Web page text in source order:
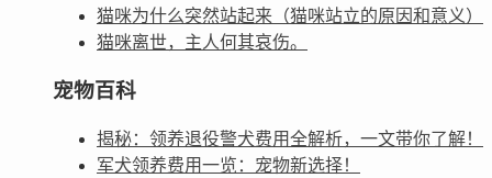
猫咪为什么突然站起来（猫咪站立的原因和意义）
猫咪离世，主人何其哀伤。
宠物百科
揭秘：领养退役警犬费用全解析，一文带你了解！
军犬领养费用一览：宠物新选择！